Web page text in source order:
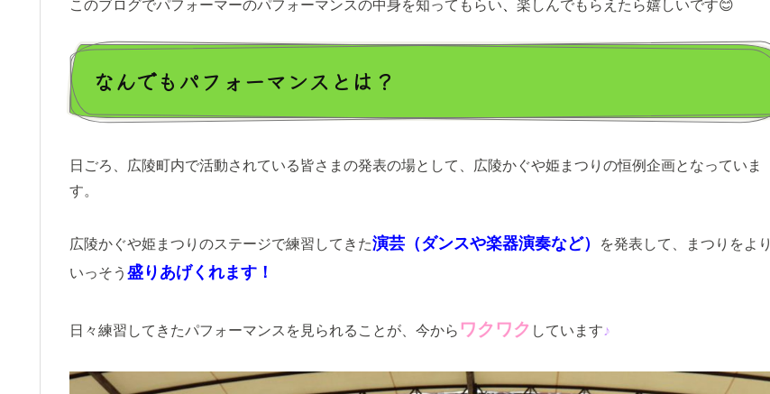
このブログでパフォーマーのパフォーマンスの中身を知ってもらい 楽しんでもらえたら嬉しいです😊
なんでもパフォーマンスとは？
日ごろ、広陵町内で活動されている皆さまの発表の場として、広陵かぐや姫まつりの恒例企画となっていま
す。
広陵かぐや姫まつりのステージで練習してきた演芸（ダンスや楽器演奏など）
を発表して、まつりをより
いっそう 盛りあげくれます！
日々練習してきたパフォーマンスを見られることが、今から ワクワク しています♪